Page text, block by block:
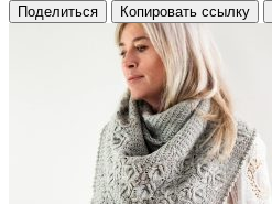
Поделиться Копировать ссылку